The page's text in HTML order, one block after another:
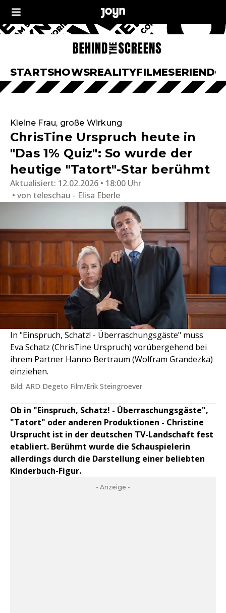
STARTSHOWSREALITYFILMESERIEN
Kleine Frau, große Wirkung
ChrisTine Urspruch heute in
"Das 1% Quiz": So wurde der
heutige "Tatort"-Star berühmt
Aktualisiert: 12.02.2026 • 18:00 Uhr
von teleschau - Elisa Eberle
In "Einspruch, Schatz! - Überraschungsgäste" muss
Eva Schatz (ChrisTine Urspruch) vorübergehend bei
ihrem Partner Hanno Bertraum (Wolfram Grandezka)
einziehen.
Bild: ARD Degeto Film/Erik Steingroever
Ob in "Einspruch, Schatz! - Überraschungsgäste",
"Tatort" oder anderen Produktionen - Christine
Ursprucht ist in der deutschen TV-Landschaft fest
etabliert. Berühmt wurde die Schauspielerin
allerdings durch die Darstellung einer beliebten
Kinderbuch-Figur.
- Anzeige -